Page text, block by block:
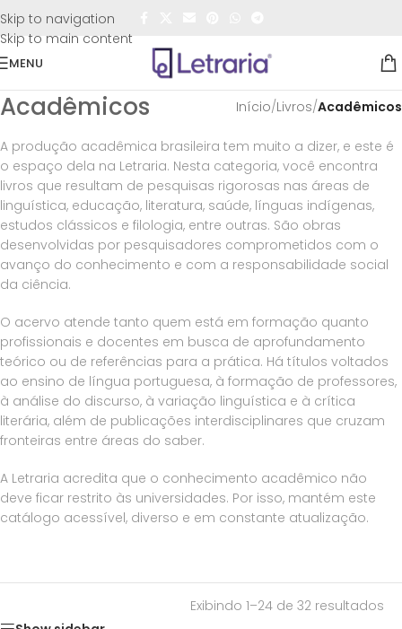
Skip to navigation
Skip to main content
FRETE GRÁTIS
MENU
Acadêmicos Início/Livros/Acadêmicos
A produção acadêmica brasileira tem muito a dizer, e este é
o espaço dela na Letraria. Nesta categoria, você encontra
livros que resultam de pesquisas rigorosas nas áreas de
linguística, educação, literatura, saúde, línguas indígenas,
estudos clássicos e filologia, entre outras. São obras
desenvolvidas por pesquisadores comprometidos com o
avanço do conhecimento e com a responsabilidade social
da ciência.
O acervo atende tanto quem está em formação quanto
profissionais e docentes em busca de aprofundamento
teórico ou de referências para a prática. Há títulos voltados
ao ensino de língua portuguesa, à formação de professores,
à análise do discurso, à variação linguística e à crítica
literária, além de publicações interdisciplinares que cruzam
fronteiras entre áreas do saber.
A Letraria acredita que o conhecimento acadêmico não
deve ficar restrito às universidades. Por isso, mantém este
catálogo acessível, diverso e em constante atualização.
Exibindo 1–24 de 32 resultados